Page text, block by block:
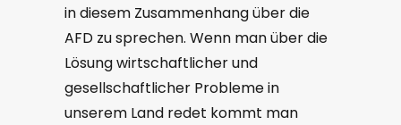
in diesem Zusammenhang über die
AFD zu sprechen. Wenn man über die
Lösung wirtschaftlicher und
gesellschaftlicher Probleme in
unserem Land redet kommt man